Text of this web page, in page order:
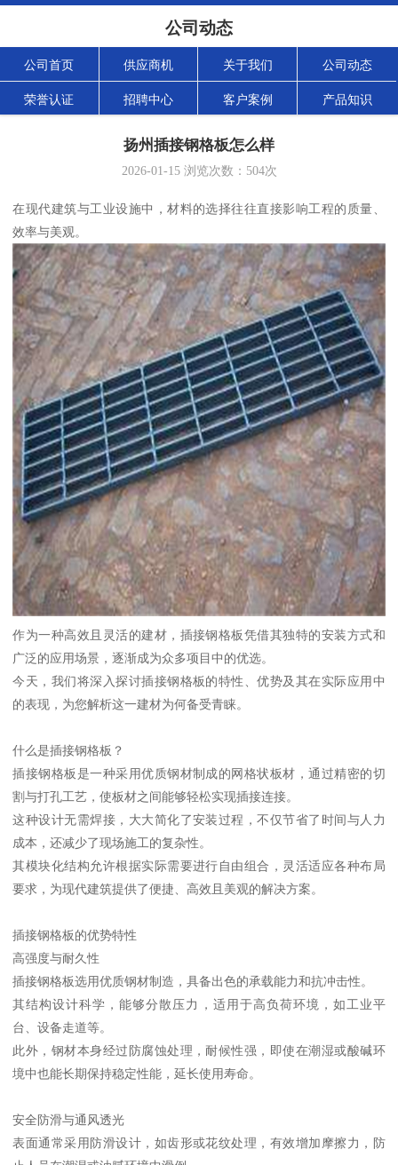
公司动态
公司首页 供应商机 关于我们 公司动态
荣誉认证 招聘中心 客户案例 产品知识
扬州插接钢格板怎么样
2026-01-15浏览次数： 504次
在现代建筑与工业设施中，材料的选择往往直接影响工程的质量、
效率与美观。
作为一种高效且灵活的建材，插接钢格板凭借其独特的安装方式和
广泛的应用场景，逐渐成为众多项目中的优选。
今天，我们将深入探讨插接钢格板的特性、优势及其在实际应用中
的表现，为您解析这一建材为何备受青睐。
什么是插接钢格板？
插接钢格板是一种采用优质钢材制成的网格状板材，通过精密的切
割与打孔工艺，使板材之间能够轻松实现插接连接。
这种设计无需焊接，大大简化了安装过程，不仅节省了时间与人力
成本，还减少了现场施工的复杂性。
其模块化结构允许根据实际需要进行自由组合，灵活适应各种布局
要求，为现代建筑提供了便捷、高效且美观的解决方案。
插接钢格板的优势特性
高强度与耐久性
插接钢格板选用优质钢材制造，具备出色的承载能力和抗冲击性。
其结构设计科学，能够分散压力，适用于高负荷环境，如工业平
台、设备走道等。
此外，钢材本身经过防腐蚀处理，耐候性强，即使在潮湿或酸碱环
境中也能长期保持稳定性能，延长使用寿命。
安全防滑与通风透光
表面通常采用防滑设计，如齿形或花纹处理，有效增加摩擦力，防